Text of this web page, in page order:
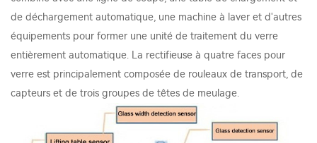
de déchargement automatique, une machine à laver et d'autres
équipements pour former une unité de traitement du verre
entièrement automatique. La rectifieuse à quatre faces pour
verre est principalement composée de rouleaux de transport, de
capteurs et de trois groupes de têtes de meulage.